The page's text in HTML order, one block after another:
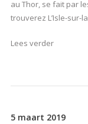
au Thor, se fait par
trouverez L’Isle-sur-
Lees verder
5 maart 2019